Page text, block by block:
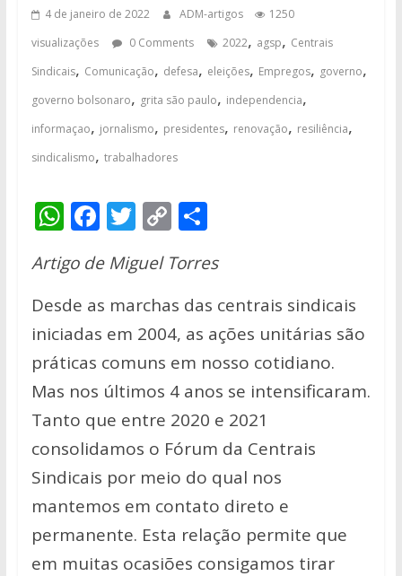
4 de janeiro de 2022 ADM-artigos
1250
visualizações
0 Comments 2022, agsp, Centrais
Sindicais, Comunicação, defesa, eleições, Empregos, governo,
governo bolsonaro, grita são paulo, independencia,
informaçao, jornalismo, presidentes, renovação, resiliência,
sindicalismo, trabalhadores
W
at
s
A
p
p
F
e
b
o
o
k
T
itt
er
C
p
y
Li
n
k
S
ar
e
Artigo de Miguel Torres
Desde as marchas das centrais sindicais
iniciadas em 2004, as ações unitárias são
práticas comuns em nosso cotidiano.
Mas nos últimos 4 anos se intensificaram.
Tanto que entre 2020 e 2021
consolidamos o Fórum da Centrais
Sindicais por meio do qual nos
mantemos em contato direto e
permanente. Esta relação permite que
em muitas ocasiões consigamos tirar